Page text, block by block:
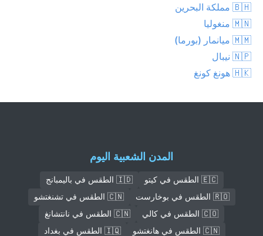
🇧🇭 مملكة البحرين
🇲🇳 منغوليا
🇲🇲 ميانمار (بورما)
🇳🇵 نيبال
🇭🇰 هونغ كونغ
المدن الشعبية اليوم
🇪🇨 الطقس في كيتو
🇮🇩 الطقس في باليمبانج
🇷🇴 الطقس في بوخارست
🇨🇳 الطقس في تشنغتشو
🇨🇴 الطقس في كالي
🇨🇳 الطقس في نانتشانغ
🇨🇳 الطقس في هانغتشو
🇮🇶 الطقس في بغداد